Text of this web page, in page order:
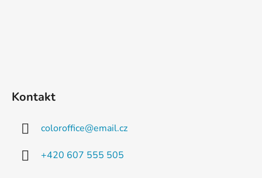
Kontakt
coloroffice@email.cz
+420 607 555 505